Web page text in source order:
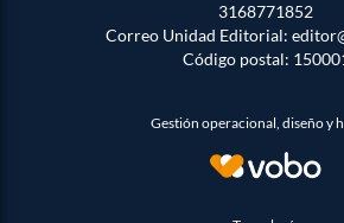
3168771852
Correo Unidad Editorial:
Código postal:
Gestión operacional, diseño y